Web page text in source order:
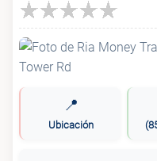
📍
Ubicación